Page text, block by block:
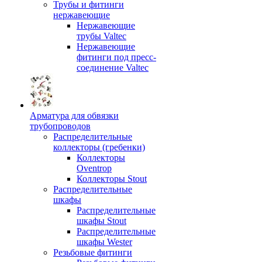
Трубы и фитинги
нержавеющие
Нержавеющие
трубы Valtec
Нержавеющие
фитинги под пресс-
соединение Valtec
Арматура для обвязки
трубопроводов
Распределительные
коллекторы (гребенки)
Коллекторы
Oventrop
Коллекторы Stout
Распределительные
шкафы
Распределительные
шкафы Stout
Распределительные
шкафы Wester
Резьбовые фитинги